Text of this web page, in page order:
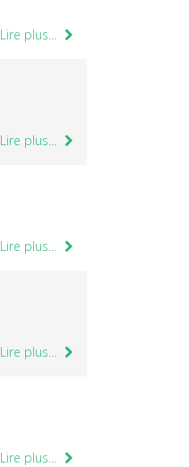
Lire plus...
Lire plus...
Lire plus...
Lire plus...
Lire plus...